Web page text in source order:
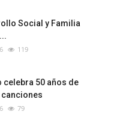
Social y Familia
119
celebra 50 años de
canciones
79